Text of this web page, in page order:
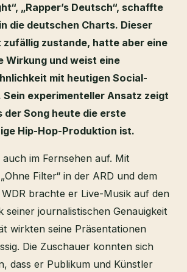
„Rapper’s Deutsch“, schaffte
die deutschen Charts. Dieser
zufällig zustande, hatte aber eine
Wirkung und weist eine
mit heutigen Social-
Sein experimenteller Ansatz zeigt
der Song heute die erste
Hip-Hop-Produktion ist.
im Fernsehen auf. Mit
Filter“ in der ARD und dem
WDR brachte er Live-Musik auf den
seiner journalistischen Genauigkeit
wirkten seine Präsentationen
Die Zuschauer konnten sich
dass er Publikum und Künstler